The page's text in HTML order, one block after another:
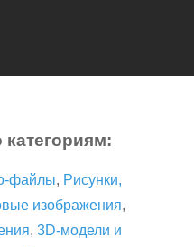
файлы, Рисунки,
изображения,
, 3D-модели и